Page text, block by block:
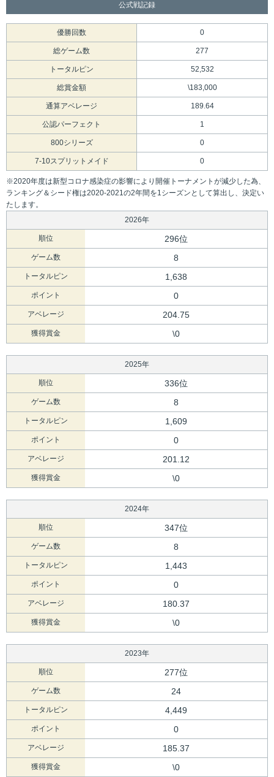
公式戦記録
優勝回数 0
総ゲーム数 277
トータルピン 52,532
総賞金額 \183,000
通算アベレージ 189.64
公認パーフェクト 1
800シリーズ 0
7-10スプリットメイド 0
※2020年度は新型コロナ感染症の影響により開催トーナメントが減少した為、
ランキング＆シード権は2020-2021の2年間を1シーズンとして算出し、決定い
たします。
2026年
順位 296位
ゲーム数 8
トータルピン 1,638
ポイント 0
アベレージ 204.75
獲得賞金 \0
2025年
順位 336位
ゲーム数 8
トータルピン 1,609
ポイント 0
アベレージ 201.12
獲得賞金 \0
2024年
順位 347位
ゲーム数 8
トータルピン 1,443
ポイント 0
アベレージ 180.37
獲得賞金 \0
2023年
順位 277位
ゲーム数 24
トータルピン 4,449
ポイント 0
アベレージ 185.37
獲得賞金 \0